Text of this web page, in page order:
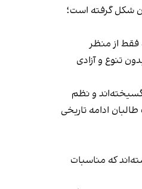
شکل گرفته است؛
فقط از منظر
تنوع و آزادی
و نظم
ادامه تاریخی
برخاسته‌اند که مناسبات